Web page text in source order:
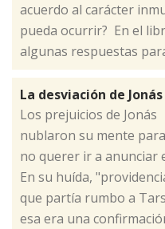
acuerdo al carácter
pueda ocurrir? En el
algunas respuestas
La desviación de Jonás
Los prejuicios de Jonás
nublaron su mente para
no querer ir a anunciar
En su huída,
que partía rumbo a
esa era una